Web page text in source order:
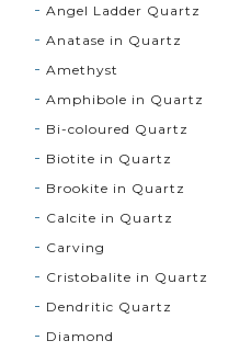
Angel Ladder Quartz
Anatase in Quartz
Amethyst
Amphibole in Quartz
Bi-coloured Quartz
Biotite in Quartz
Brookite in Quartz
Calcite in Quartz
Carving
Cristobalite in Quartz
Dendritic Quartz
Diamond